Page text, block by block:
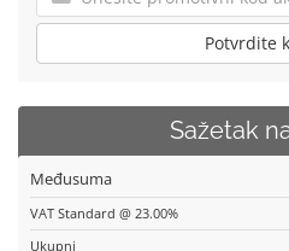
Potvrdite
Sažetak
Međusuma
VAT Standard @ 23.00%
Ukupni